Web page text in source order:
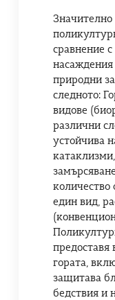
Значително
сравнение
насаждения
природни
следното:
видове
различни
устойчива
количество
един вид,
предоставя
гората,
защитава
бедствия и